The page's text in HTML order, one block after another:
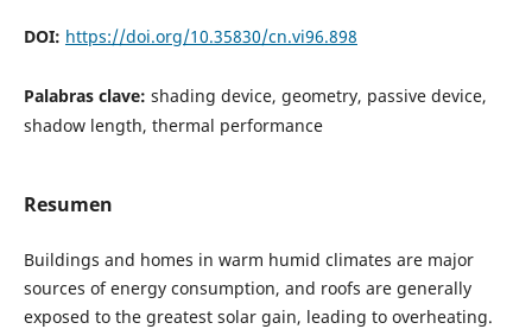
DOI: https://doi.org/10.35830/cn.vi96.898
Palabras clave: shading device, geometry, passive device,
shadow length, thermal performance
Resumen
Buildings and homes in warm humid climates are major
sources of energy consumption, and roofs are generally
exposed to the greatest solar gain, leading to overheating.